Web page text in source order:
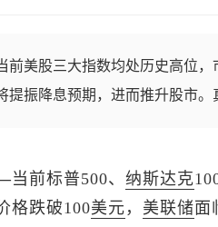
前美股三大指数均处历史高位
提振降息预期，进而推升股市
当前标普500、 纳斯达克
格跌破100美元 ， 美联储面